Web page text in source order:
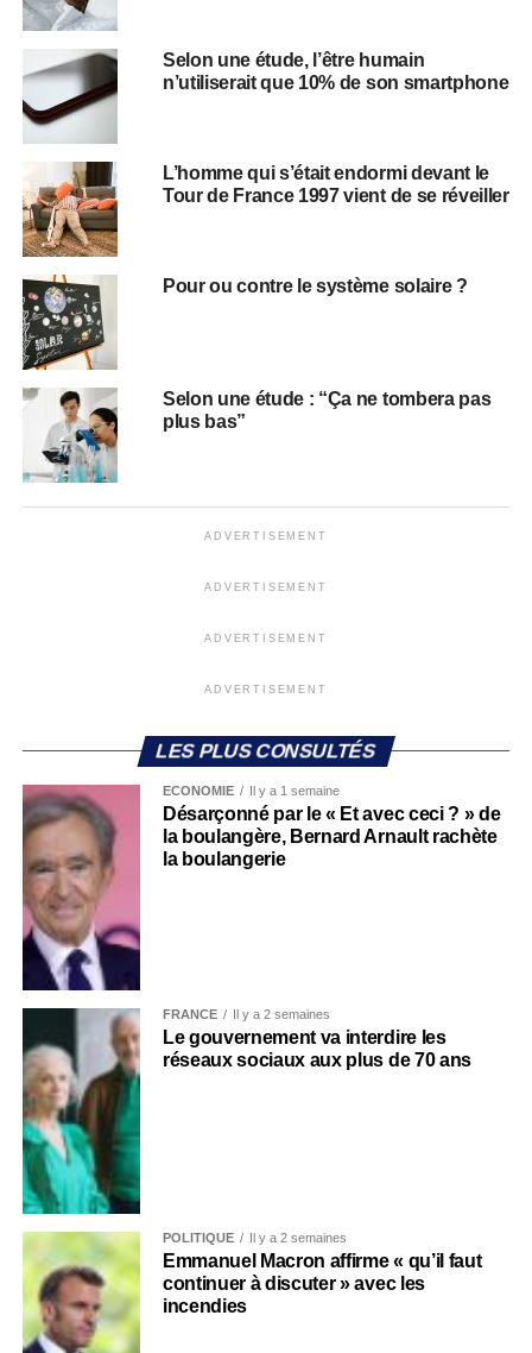
Selon une étude, l’être humain
n’utiliserait que 10% de son smartphone
L’homme qui s’était endormi devant le
Tour de France 1997 vient de se réveiller
Pour ou contre le système solaire ?
Selon une étude : “Ça ne tombera pas
plus bas”
ADVERTISEMENT
ADVERTISEMENT
ADVERTISEMENT
ADVERTISEMENT
LES PLUS CONSULTÉS
ECONOMIE Il y a 1 semaine
Désarçonné par le « Et avec ceci ? » de
la boulangère, Bernard Arnault rachète
la boulangerie
FRANCE Il y a 2 semaines
Le gouvernement va interdire les
réseaux sociaux aux plus de 70 ans
POLITIQUE Il y a 2 semaines
Emmanuel Macron affirme « qu’il faut
continuer à discuter » avec les
incendies